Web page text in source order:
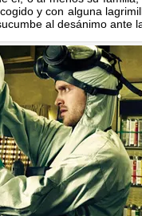
y con alguna
al desánimo ante